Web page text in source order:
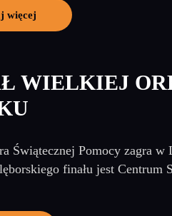
więcej
WIELKIEJ
Świątecznej Pomocy zagra w
finału jest Centrum